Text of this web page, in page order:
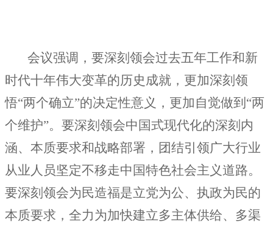
会议强调，要深刻领会过去五年工作和新
时代十年伟大变革的历史成就，更加深刻领
悟“两个确立”的决定性意义，更加自觉做到“两
个维护”。要深刻领会中国式现代化的深刻内
涵、本质要求和战略部署，团结引领广大行业
从业人员坚定不移走中国特色社会主义道路。
要深刻领会为民造福是立党为公、执政为民的
本质要求，全力为加快建立多主体供给、多渠